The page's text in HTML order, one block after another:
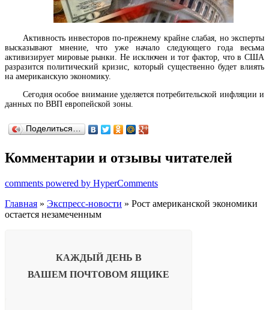
Активность инвесторов по-прежнему крайне слабая, но эксперты
высказывают мнение, что уже начало следующего года весьма
активизирует мировые рынки. Не исключен и тот фактор, что в США
разразится политический кризис, который существенно будет влиять
на американскую экономику.
Сегодня особое внимание уделяется потребительской инфляции и
данных по ВВП европейской зоны.
Поделиться…
Комментарии и отзывы читателей
comments powered by HyperComments
Главная » Экспресс-новости » Рост американской экономики
остается незамеченным
КАЖДЫЙ ДЕНЬ В
ВАШЕМ ПОЧТОВОМ ЯЩИКЕ